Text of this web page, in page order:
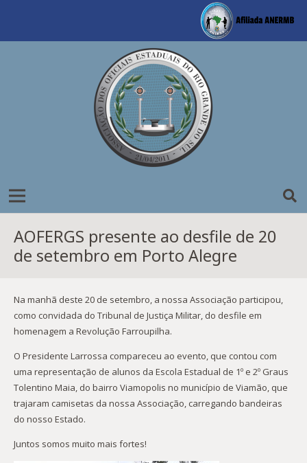
AOFERGS presente ao desfile de 20
de setembro em Porto Alegre
Na manhã deste 20 de setembro, a nossa Associação participou,
como convidada do Tribunal de Justiça Militar, do desfile em
homenagem a Revolução Farroupilha.
O Presidente Larrossa compareceu ao evento, que contou com
uma representação de alunos da Escola Estadual de 1º e 2º Graus
Tolentino Maia, do bairro Viamopolis no município de Viamão, que
trajaram camisetas da nossa Associação, carregando bandeiras
do nosso Estado.
Juntos somos muito mais fortes!